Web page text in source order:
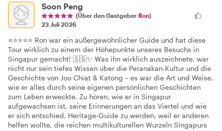
Soon Peng
(Über den Gastgeber Ron)
23 Juli 2026
⭐⭐⭐⭐⭐ Ron war ein außergewöhnlicher Guide und hat diese
Tour wirklich zu einem der Höhepunkte unseres Besuchs in
Singapur gemacht! 🇸🇬✨ Was ihn wirklich auszeichnete, war
nicht nur sein tiefes Wissen über die Peranakan-Kultur und die
Geschichte von Joo Chiat & Katong – es war die Art und Weise,
wie er alles durch seine eigenen persönlichen Geschichten
zum Leben erweckte. Zu hören, wie er in Singapur
aufgewachsen ist, seine Erinnerungen an das Viertel und wie
er sich entschied, Heritage-Guide zu werden, weil er anderen
helfen wollte, die reichen multikulturellen Wurzeln Singapurs